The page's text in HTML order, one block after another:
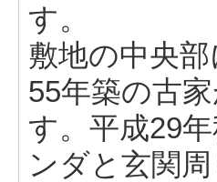
す。
敷地の中央
55年築の古
す。平成29
ンダと玄関